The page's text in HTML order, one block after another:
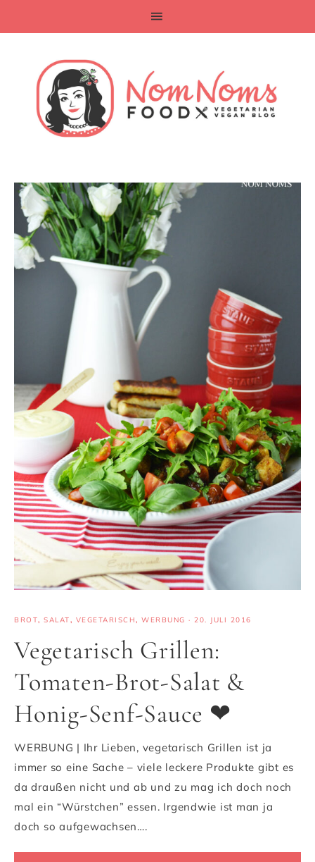
BROT, SALAT, VEGETARISCH, WERBUNG · 20. JULI 2016
Vegetarisch Grillen:
Tomaten-Brot-Salat &
Honig-Senf-Sauce ❤
WERBUNG | Ihr Lieben, vegetarisch Grillen ist ja
immer so eine Sache – viele leckere Produkte gibt es
da draußen nicht und ab und zu mag ich doch noch
mal ein “Würstchen” essen. Irgendwie ist man ja
doch so aufgewachsen….